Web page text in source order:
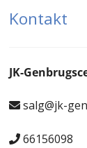
Kontakt
JK-
salg@jk-
66156098